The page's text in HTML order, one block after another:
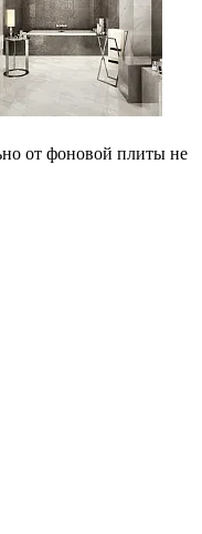
от фоновой плиты не